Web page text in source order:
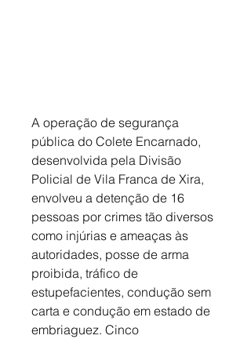
A operação de segurança
pública do Colete Encarnado,
desenvolvida pela Divisão
Policial de Vila Franca de Xira,
envolveu a detenção de 16
pessoas por crimes tão diversos
como injúrias e ameaças às
autoridades, posse de arma
proibida, tráfico de
estupefacientes, condução sem
carta e condução em estado de
embriaguez. Cinco